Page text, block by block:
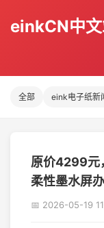
einkCN中文
全部 eink电子纸新
原价4299元
柔性墨水屏
📅 2026-05-19